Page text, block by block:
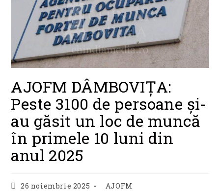
AJOFM DÂMBOVIȚA:
Peste 3100 de persoane şi-
au găsit un loc de muncă
în primele 10 luni din
anul 2025
Post26 noiembrie 2025
Post
AJOFM